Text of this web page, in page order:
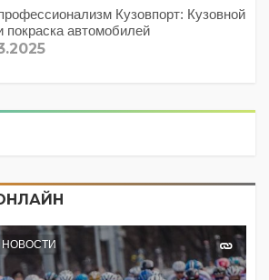
Кузовпорт: Кузовной
покраска автомобилей
НОВОСТИ